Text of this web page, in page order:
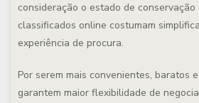
consideração o estado de conservação
classificados online costumam
experiência de procura.
Por serem mais convenientes, baratos
garantem maior flexibilidade de